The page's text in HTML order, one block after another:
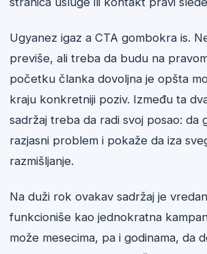
Ugyanez igaz a CTA gombokra is.
previše, ali treba da budu na
početku članka dovoljna je opšta
kraju konkretniji poziv. Između ta
sadržaj treba da radi svoj posao: da
razjasni problem i pokaže da iza
razmišljanje.
Na duži rok ovakav sadržaj je
funkcioniše kao jednokratna
može mesecima, pa i godinama, da